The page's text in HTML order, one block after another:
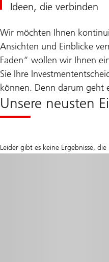
Ideen, die verbinden
Wir möchten Ihnen
Ansichten und Einblicke
Faden“ wollen wir Ihnen
Sie Ihre
können. Denn darum geht
Unsere neusten
Leider gibt es keine Ergebnisse,